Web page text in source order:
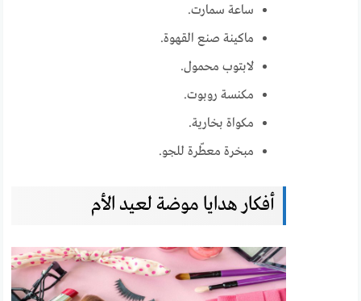
ساعة سمارت.
ماكينة صنع القهوة.
لابتوب محمول.
مكنسة روبوت.
مكواة بخارية.
مبخرة معطّرة للجو.
أفكار هدايا موضة لعيد الأم